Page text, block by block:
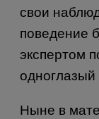
свои
поведение
экспертом
одноглазый
Ныне в